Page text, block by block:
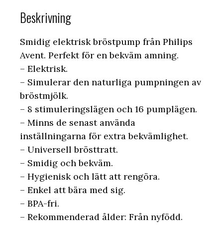
Beskrivning
Smidig elektrisk bröstpump från Philips
Avent. Perfekt för en bekväm amning.
– Elektrisk.
– Simulerar den naturliga pumpningen av
bröstmjölk.
– 8 stimuleringslägen och 16 pumplägen.
– Minns de senast använda
inställningarna för extra bekvämlighet.
– Universell brösttratt.
– Smidig och bekväm.
– Hygienisk och lätt att rengöra.
– Enkel att bära med sig.
– BPA-fri.
– Rekommenderad ålder: Från nyfödd.